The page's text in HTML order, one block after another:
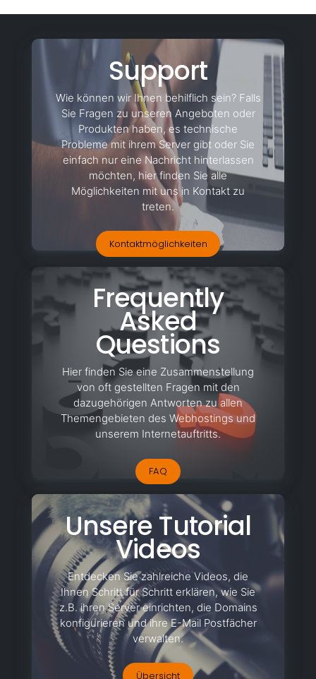
Support
Wie können wir Ihnen behilflich sein? Falls
Sie Fragen zu unseren Angeboten oder
Produkten haben, es technische
Probleme mit ihrem Server gibt oder Sie
einfach nur eine Nachricht hinterlassen
möchten, hier finden Sie alle
Möglichkeiten mit uns in Kontakt zu
treten.
Kontaktmöglichkeiten
Frequently
Asked
Questions
Hier finden Sie eine Zusammenstellung
von oft gestellten Fragen mit den
dazugehörigen Antworten zu allen
Themengebieten des Webhostings und
unserem Internetauftritts.
FAQ
Unsere Tutorial
Videos
Entdecken Sie zahlreiche Videos, die
Ihnen Schritt für Schritt erklären, wie Sie
z.B. ihren Server einrichten, die Domains
konfigurieren und ihre E-Mail Postfächer
verwalten.
Übersicht